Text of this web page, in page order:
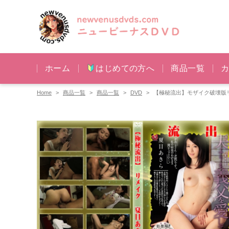
ホーム はじめての方へ 商品一覧
Home 商品一覧 商品一覧 DVD 【極秘流出】モザイク破壊